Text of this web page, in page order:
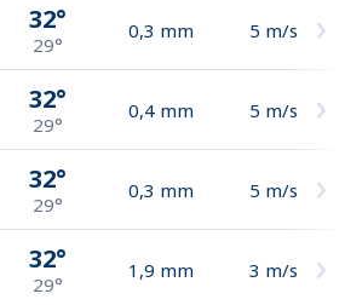
32°
29°
0,3 mm 5 m/s
32°
29°
0,4 mm 5 m/s
32°
29°
0,3 mm 5 m/s
32°
29°
1,9 mm 3 m/s